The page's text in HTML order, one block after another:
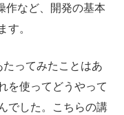
作など、開発の基本
。
ってみたことはあ
を使ってどうやって
でした。こちらの講